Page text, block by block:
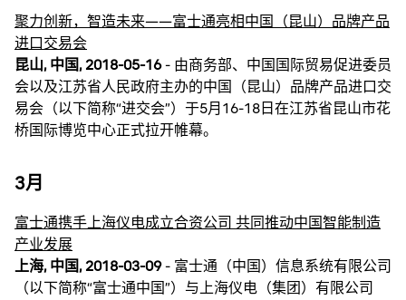
聚力创新，智造未来——富士通亮相中国（昆山）品牌产品
进口交易会
昆山, 中国, 2018-05-16- 由商务部、中国国际贸易促进委员
会以及江苏省人民政府主办的中国（昆山）品牌产品进口交
易会（以下简称“进交会”）于5月16-18日在江苏省昆山市花
桥国际博览中心正式拉开帷幕。
3月
富士通携手上海仪电成立合资公司 共同推动中国智能制造
产业发展
上海, 中国, 2018-03-09- 富士通（中国）信息系统有限公司
（以下简称“富士通中国”）与上海仪电（集团）有限公司